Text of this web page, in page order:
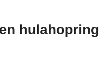
hulahopring